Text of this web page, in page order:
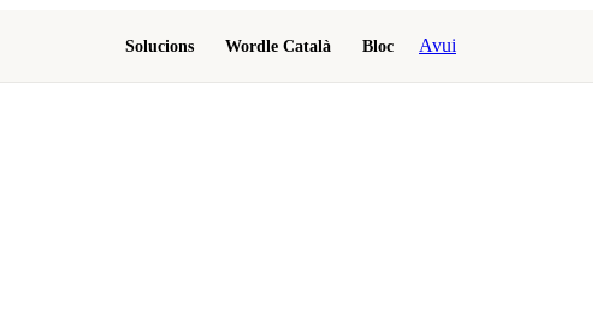
Solucions Wordle Català Bloc Avui